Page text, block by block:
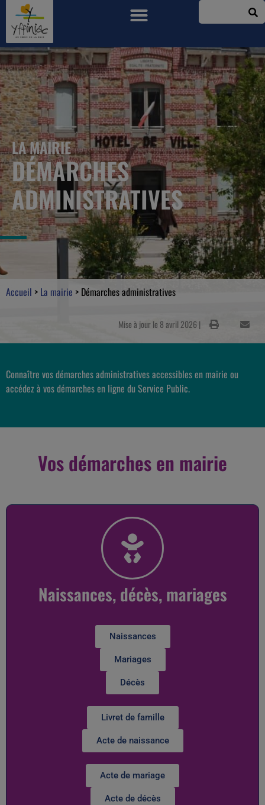
LA MAIRIE
DÉMARCHES
ADMINISTRATIVES
Accueil > La mairie > Démarches administratives
Mise à jour le 8 avril 2026 |
Connaître vos démarches administratives accessibles en mairie ou
accédez à vos démarches en ligne du Service Public.
Vos démarches en mairie
Naissances, décès, mariages
Naissances
Mariages
Décès
Livret de famille
Acte de naissance
Acte de mariage
Acte de décès